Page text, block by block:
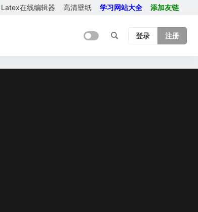
Latex在线编辑器 高清壁纸 学习网站大全 添加友链
登录 注册